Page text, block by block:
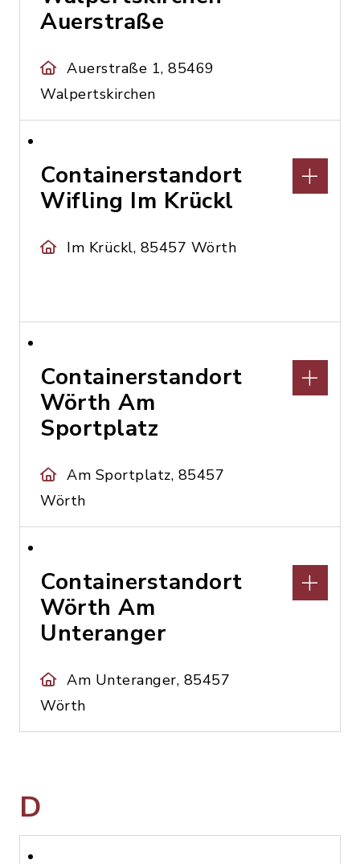
Auerstraße
Auerstraße 1, 85469
Walpertskirchen
Containerstandort
Wifling Im Krückl
Im Krückl, 85457 Wörth
Containerstandort
Wörth Am
Sportplatz
Am Sportplatz, 85457
Wörth
Containerstandort
Wörth Am
Unteranger
Am Unteranger, 85457
Wörth
D